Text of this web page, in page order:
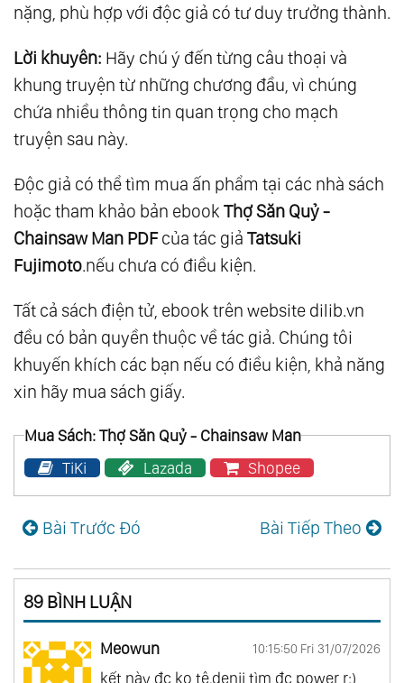
nặng, phù hợp với độc giả có tư duy trưởng thành.
Lời khuyên: Hãy chú ý đến từng câu thoại và
khung truyện từ những chương đầu, vì chúng
chứa nhiều thông tin quan trọng cho mạch
truyện sau này.
Độc giả có thể tìm mua ấn phẩm tại các nhà sách
hoặc tham khảo bản ebook Thợ Săn Quỷ -
Chainsaw Man PDFcủa tác giả Tatsuki
Fujimoto.nếu chưa có điều kiện.
Tất cả sách điện tử, ebook trên website dilib.vn
đều có bản quyền thuộc về tác giả. Chúng tôi
khuyến khích các bạn nếu có điều kiện, khả năng
xin hãy mua sách giấy.
Mua Sách: Thợ Săn Quỷ - Chainsaw Man
TiKi
Lazada Shopee
Bài Trước Đó Bài Tiếp Theo
89 BÌNH LUẬN
Meowun 10:15:50 Fri 31/07/2026
kết này đc ko tệ,denji tìm đc power r:)